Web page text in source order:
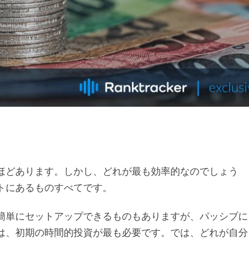
どあります。しかし、どれが最も効率的なのでしょう
あるものすべてです。
単にセットアップできるものもありますが、パッシブに
初期の時間的投資が最も必要です。では、どれが自分